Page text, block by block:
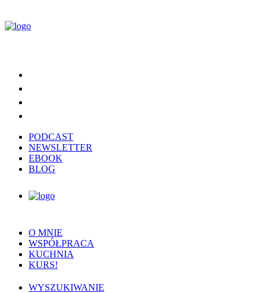
PODCAST
NEWSLETTER
EBOOK
BLOG
O MNIE
WSPÓŁPRACA
KUCHNIA
KURS!
WYSZUKIWANIE